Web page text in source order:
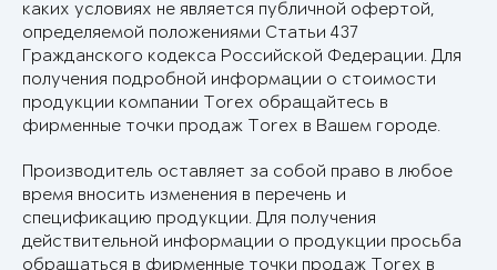
каких условиях не является публичной офертой,
определяемой положениями Статьи 437
Гражданского кодекса Российской Федерации. Для
получения подробной информации о стоимости
продукции компании Torex обращайтесь в
фирменные точки продаж Torex в Вашем городе.
Производитель оставляет за собой право в любое
время вносить изменения в перечень и
спецификацию продукции. Для получения
действительной информации о продукции просьба
обращаться в фирменные точки продаж Torex в